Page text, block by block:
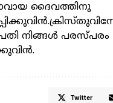
ദൈവത്തിനു
നിങ്ങള്‍ പരസ്പരം
Twitter